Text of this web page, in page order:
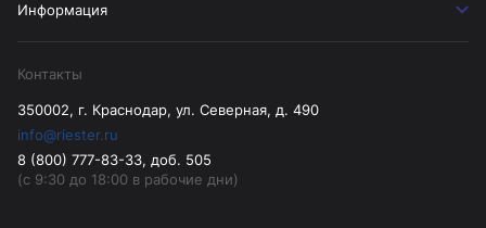
Информация
Контакты
350002, г. Краснодар, ул. Северная, д. 490
info@riester.ru
8 (800) 777-83-33, доб. 505
(с 9:30 до 18:00 в рабочие дни)